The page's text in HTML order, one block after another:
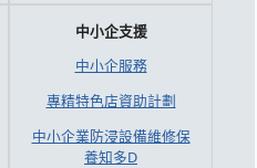
中小企支援
中小企服務
專精特色店資助計劃
中小企業防浸設備維修保
養知多D